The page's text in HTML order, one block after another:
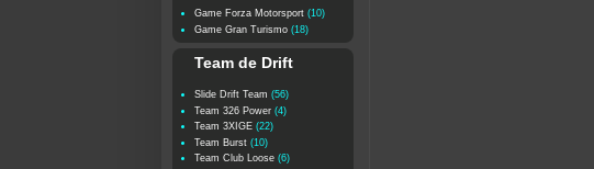
Game Forza Motorsport (10)
Game Gran Turismo (18)
Team de Drift
Slide Drift Team (56)
Team 326 Power (4)
Team 3XIGE (22)
Team Burst (10)
Team Club Loose (6)